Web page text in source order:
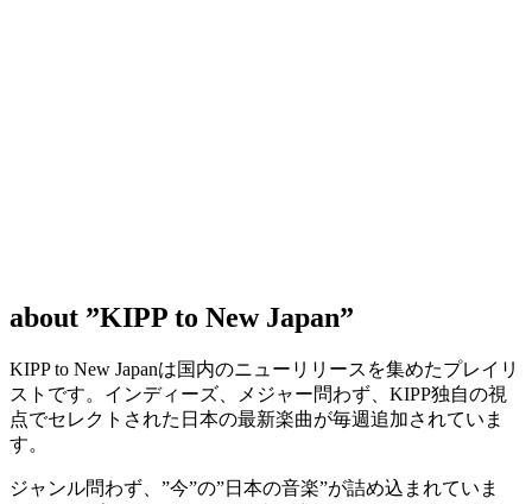
about ”KIPP to New Japan”
KIPP to New Japanは国内のニューリリースを集めたプレイリ
ストです。インディーズ、メジャー問わず、KIPP独自の視
点でセレクトされた日本の最新楽曲が毎週追加されていま
す。
ジャンル問わず、”今”の”日本の音楽”が詰め込まれていま